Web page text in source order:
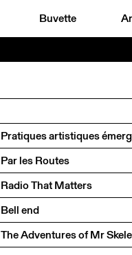
Buvette
Pratiques artistiques
Par les Routes
Radio That Matters
Bell end
The Adventures of Mr